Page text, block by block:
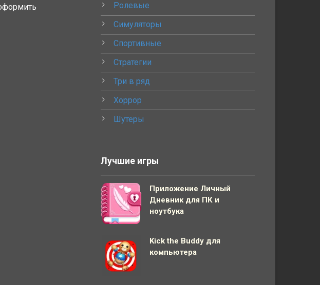
Ролевые
Симуляторы
Спортивные
Стратегии
Три в ряд
Хоррор
Шутеры
Лучшие игры
Приложение Личный
Дневник для ПК и
ноутбука
Kick the Buddy для
компьютера